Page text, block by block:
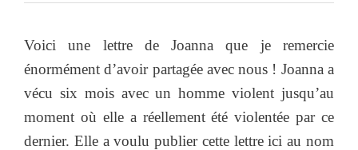
Voici une lettre de Joanna que je remercie
énormément d’avoir partagée avec nous ! Joanna a
vécu six mois avec un homme violent jusqu’au
moment où elle a réellement été violentée par ce
dernier. Elle a voulu publier cette lettre ici au nom